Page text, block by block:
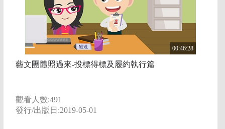
00:46:28
藝文團體照過來-投標得標及履約執行篇
觀看人數:491
發行/出版日:2019-05-01